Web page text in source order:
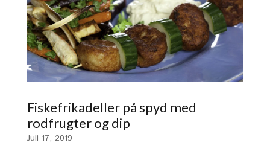
Fiskefrikadeller på spyd med
rodfrugter og dip
Juli 17, 2019